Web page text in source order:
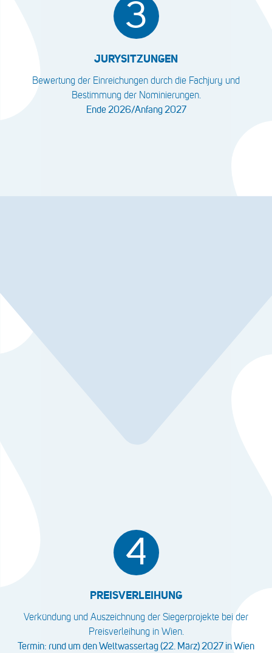
3
JURYSITZUNGEN
Bewertung der Einreichungen durch die Fachjury und
Bestimmung der Nominierungen.
Ende 2026/Anfang 2027
4
PREISVERLEIHUNG
Verkündung und Auszeichnung der Siegerprojekte bei der
Preisverleihung in Wien.
Termin: rund um den Weltwassertag (22. März) 2027 in Wien